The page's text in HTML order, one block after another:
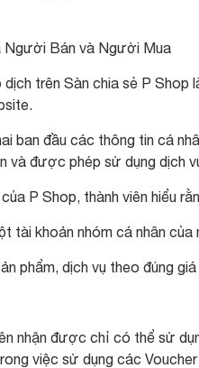
Người Bán và Người Mua
trên Sàn chia sẻ P
ban đầu các thông tin cá
và được phép sử dụng dịch
P Shop, thành viên hiểu
tài khoản nhóm cá nhân của
phẩm, dịch vụ theo đúng
nhận được chỉ có thể sử
việc sử dụng các Voucher